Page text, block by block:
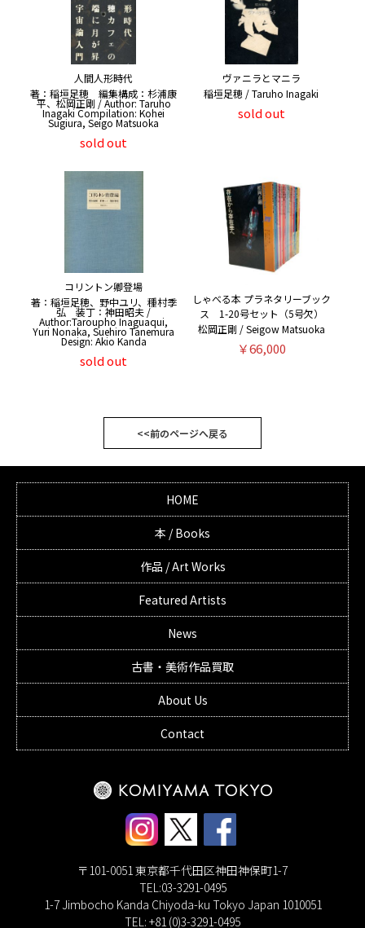
人間人形時代
著：稲垣足穂 編集構成：杉浦康
平、松岡正剛 / Author: Taruho
Inagaki Compilation: Kohei
Sugiura, Seigo Matsuoka
sold out
ヴァニラとマニラ
稲垣足穂 / Taruho Inagaki
sold out
コリントン卿登場
著：稲垣足穂、野中ユリ、種村季
弘 装丁：神田昭夫 /
Author:Taroupho Inaguaqui,
Yuri Nonaka, Suehiro Tanemura
Design: Akio Kanda
sold out
しゃべる本 プラネタリーブック
ス 1-20号セット（5号欠）
松岡正剛 / Seigow Matsuoka
￥66,000
<<前のページへ戻る
HOME
本 / Books
作品 / Art Works
Featured Artists
News
古書・美術作品買取
About Us
Contact
〒101-0051 東京都千代田区神田神保町1-7
TEL:03-3291-0495
1-7 Jimbocho Kanda Chiyoda-ku Tokyo Japan 1010051
TEL: +81 (0)3-3291-0495